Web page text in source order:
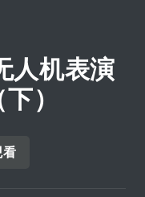
人机表演
）